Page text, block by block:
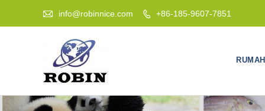
 info@robinnice.com  +86-185-9607-7851
RUMAH